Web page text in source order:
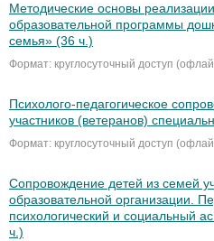
Методические основы
образовательной программы
семья» (36 ч.)
Формат: круглосуточный доступ
Психолого-педагогическое
участников (ветеранов)
Формат: круглосуточный доступ
Сопровождение детей из семей
образовательной организации.
психологический и социальный
ч.)